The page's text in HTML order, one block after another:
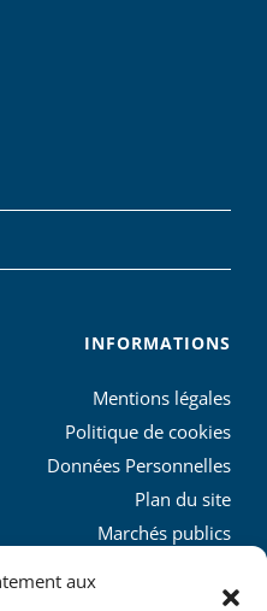
aux
INFORMATIONS
Mentions légales
Politique de cookies
Données Personnelles
Plan du site
Marchés publics
L’agglo recrute